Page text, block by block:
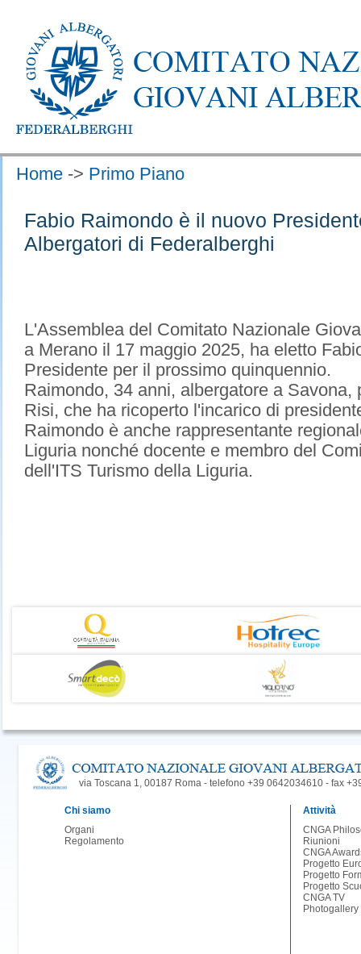
Home -> Primo Piano
Fabio Raimondo è il nuovo
Albergatori di Federalberghi
L'Assemblea del Comitato Nazionale
a Merano il 17 maggio 2025, ha eletto
Presidente per il prossimo quinquennio.
Raimondo, 34 anni, albergatore a
Risi, che ha ricoperto l'incarico di
Raimondo è anche rappresentante
Liguria nonché docente e membro del
dell'ITS Turismo della Liguria.
via Toscana 1, 00187 Roma - telefono +39 0642034610 - fax
Chi siamo
Organi
Regolamento
Attività
CNGA
Riunioni
CNGA
Progetto
Progetto
Progetto
CNGA TV
Photogallery